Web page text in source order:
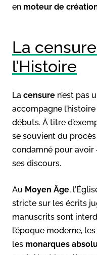
en moteur de
La
l’Histoire
La censure n’est pas
accompagne
débuts. À titre
se souvient du
condamné pour avoir
ses discours.
Au Moyen Âge,
stricte sur les écrits
manuscrits sont
l’époque moderne,
les monarques